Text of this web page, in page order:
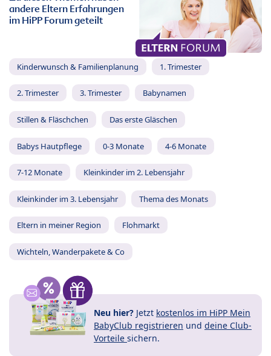
andere Eltern Erfahrungen
im HiPP Forum geteilt
Kinderwunsch & Familienplanung 1. Trimester
2. Trimester 3. Trimester Babynamen
Stillen & Fläschchen Das erste Gläschen
Babys Hautpflege 0-3 Monate 4-6 Monate
7-12 Monate Kleinkinder im 2. Lebensjahr
Kleinkinder im 3. Lebensjahr Thema des Monats
Eltern in meiner Region Flohmarkt
Wichteln, Wanderpakete & Co
Neu hier? Jetzt kostenlos im HiPP Mein
BabyClub registrieren und deine Club-
Vorteile sichern.